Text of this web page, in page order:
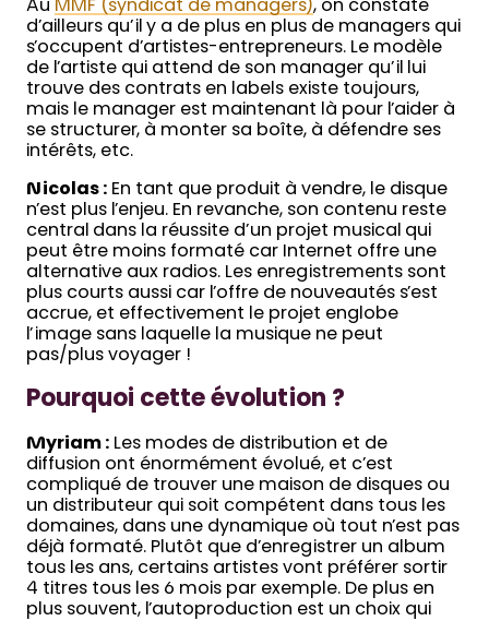
Au MMF (syndicat de managers), on constate
d’ailleurs qu’il y a de plus en plus de managers qui
s’occupent d’artistes-entrepreneurs. Le modèle
de l’artiste qui attend de son manager qu’il lui
trouve des contrats en labels existe toujours,
mais le manager est maintenant là pour l’aider à
se structurer, à monter sa boîte, à défendre ses
intérêts, etc.
Nicolas : En tant que produit à vendre, le disque
n’est plus l’enjeu. En revanche, son contenu reste
central dans la réussite d’un projet musical qui
peut être moins formaté car Internet offre une
alternative aux radios. Les enregistrements sont
plus courts aussi car l’offre de nouveautés s’est
accrue, et effectivement le projet englobe
l’image sans laquelle la musique ne peut
pas/plus voyager !
Pourquoi cette évolution ?
Myriam : Les modes de distribution et de
diffusion ont énormément évolué, et c’est
compliqué de trouver une maison de disques ou
un distributeur qui soit compétent dans tous les
domaines, dans une dynamique où tout n’est pas
déjà formaté. Plutôt que d’enregistrer un album
tous les ans, certains artistes vont préférer sortir
4 titres tous les 6 mois par exemple. De plus en
plus souvent, l’autoproduction est un choix qui